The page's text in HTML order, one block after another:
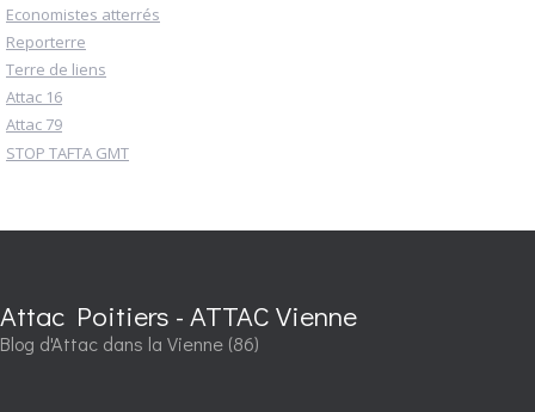
Economistes atterrés
Reporterre
Terre de liens
Attac 16
Attac 79
STOP TAFTA GMT
Attac Poitiers - ATTAC Vienne
Blog d'Attac dans la Vienne (86)